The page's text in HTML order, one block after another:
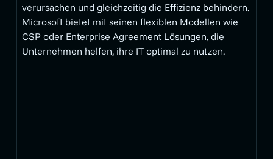
verursachen und gleichzeitig die Effizienz behindern.
Microsoft bietet mit seinen flexiblen Modellen wie
CSP oder Enterprise Agreement Lösungen, die
Unternehmen helfen, ihre IT optimal zu nutzen.